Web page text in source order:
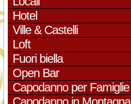
Hotel
Ville & Castelli
Loft
Fuori biella
Open Bar
Capodanno per Famiglie